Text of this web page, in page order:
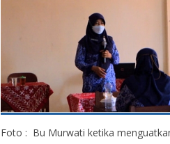
Foto : Bu Murwati ketika